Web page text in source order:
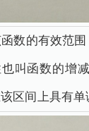
数的有效范围
叫函数的增
区间上具有单